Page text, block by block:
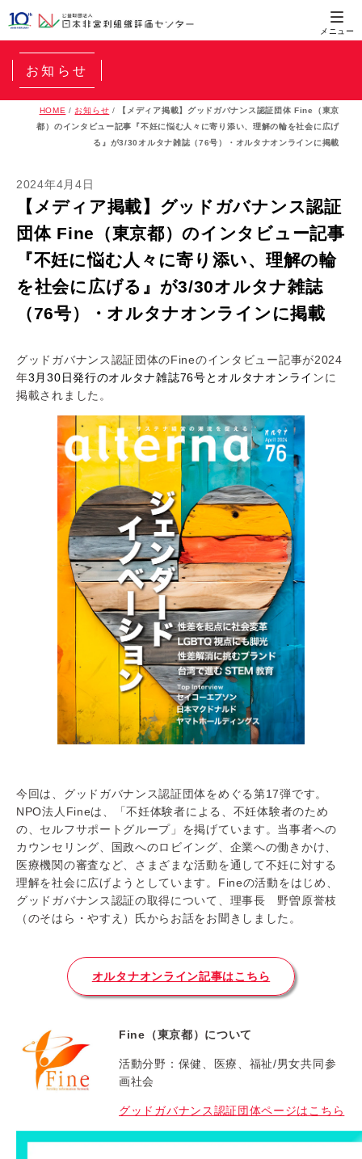
お知らせ
HOME / お知らせ /
【メディア掲載】グッドガバナンス認証団体 Fine（東京
都）のインタビュー記事『不妊に悩む人々に寄り添い、理解の輪を社会に広げ
る』が3/30オルタナ雑誌（76号）・オルタナオンラインに掲載
2024年4月4日
【メディア掲載】グッドガバナンス認証
団体 Fine（東京都）のインタビュー記事
『不妊に悩む人々に寄り添い、理解の輪
を社会に広げる』が3/30オルタナ雑誌
（76号）・オルタナオンラインに掲載
グッドガバナンス認証団体のFineのインタビュー記事が2024
年3月30日発行のオルタナ雑誌76号とオルタナオンライ ンに
掲載されました。
今回は、グッドガバナンス認証団体をめぐる第17弾です。
NPO法人Fineは、「不妊体験者による、不妊体験者のため
の、セルフサポートグループ」を掲げています。当事者への
カウンセリング、国政へのロビイング、企業への働きかけ、
医療機関の審査など、さまざまな活動を通して不妊に対する
理解を社会に広げようとしています。Fineの活動をはじめ、
グッドガバナンス認証の取得について、理事長 野曽原誉枝
（のそはら・やすえ）氏からお話をお聞きしました。
オルタナオンライン記事はこちら
Fine（東京都）について
活動分野：保健、医療、福祉/男女共同参
画社会
グッドガバナンス認証団体ページはこちら